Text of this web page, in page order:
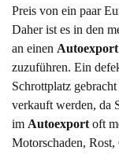
Preis von ein paar
Daher ist es in den
an einen Autoexport
zuzuführen. Ein
Schrottplatz
verkauft werden, da
im Autoexportoft
Motorschaden,